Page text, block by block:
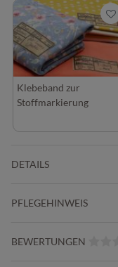
Klebeband zur
Stoffmarkierung
DETAILS
PFLEGEHINWEIS
BEWERTUNGEN